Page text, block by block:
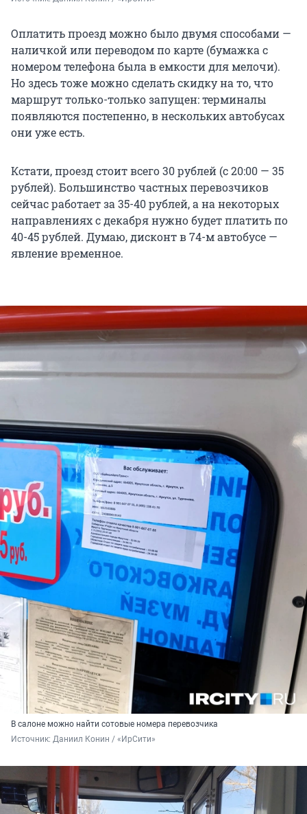
Оплатить проезд можно было двумя способами —
наличкой или переводом по карте (бумажка с
номером телефона была в емкости для мелочи).
Но здесь тоже можно сделать скидку на то, что
маршрут только-только запущен: терминалы
появляются постепенно, в нескольких автобусах
они уже есть.
Кстати, проезд стоит всего 30 рублей (с 20:00 — 35
рублей). Большинство частных перевозчиков
сейчас работает за 35-40 рублей, а на некоторых
направлениях с декабря нужно будет платить по
40-45 рублей. Думаю, дисконт в 74-м автобусе —
явление временное.
В салоне можно найти сотовые номера перевозчика
Источник: Даниил Конин / «ИрСити»